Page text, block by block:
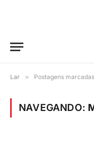
Lar » Postagens
NAVEGANDO: